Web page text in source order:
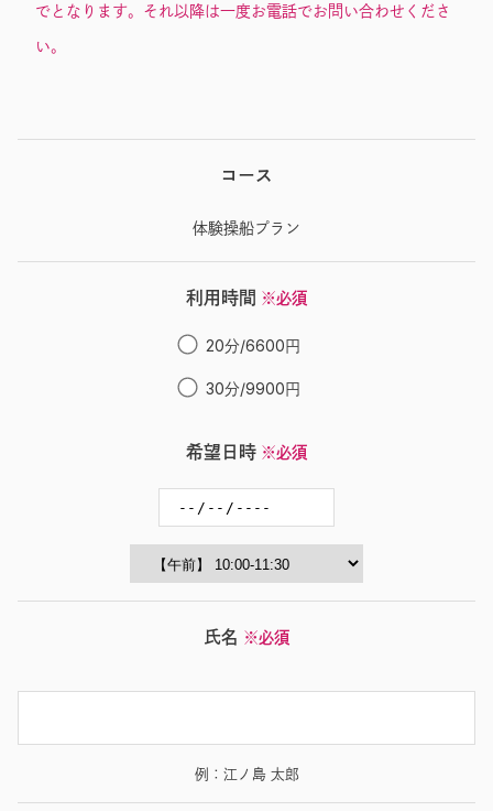
でとなります。それ以降は一度お電話でお問い合わせくださ
い。
コース
体験操船プラン
利用時間 ※必須
20分/6600円
30分/9900円
希望日時 ※必須
氏名 ※必須
例：江ノ島 太郎